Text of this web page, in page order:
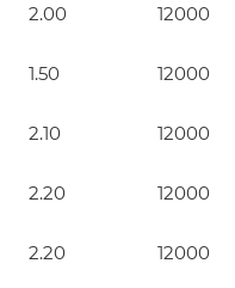
2.00 12000
1.50 12000
2.10 12000
2.20 12000
2.20 12000